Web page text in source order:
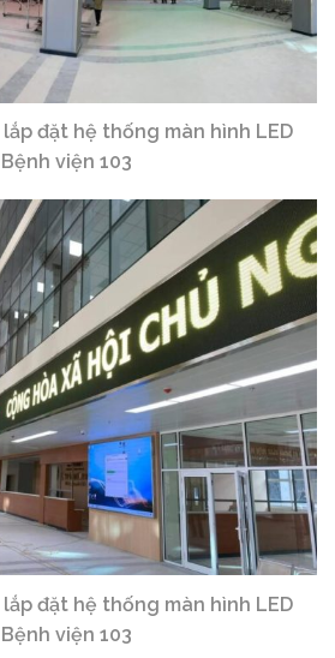
đặt hệ thống màn hình LED
Bệnh viện 103
đặt hệ thống màn hình LED
Bệnh viện 103